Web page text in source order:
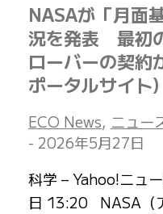
NASAが「月面
況を発表 最初
ローバーの契
ポータルサイト)
ECO News, ニュー
- 2026年5月27日
科学 – Yahoo!ニュ
日 13:20 NASA（